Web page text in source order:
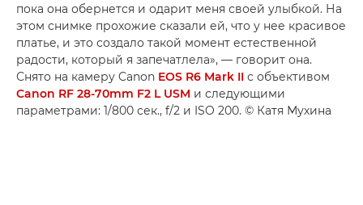
пока она обернется и одарит меня своей улыбкой. На
этом снимке прохожие сказали ей, что у нее красивое
платье, и это создало такой момент естественной
радости, который я запечатлела», — говорит она.
Снято на камеру Canon EOS R6 Mark II с объективом
Canon RF 28-70mm F2 L USM и следующими
параметрами: 1/800 сек., f/2 и ISO 200. © Катя Мухина